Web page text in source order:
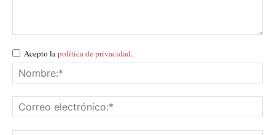
Acepto lapolítica de privacidad.